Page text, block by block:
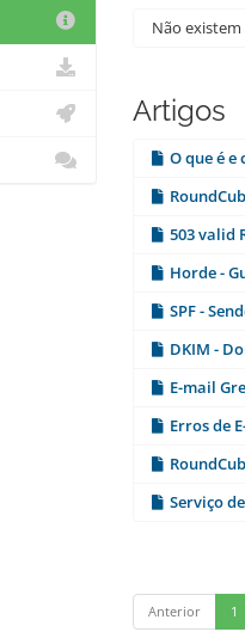
Não
Artigos
O que é e
503 valid
Horde -
SPF -
DKIM -
E-mail
Erros de
Serviço
Anterior 1